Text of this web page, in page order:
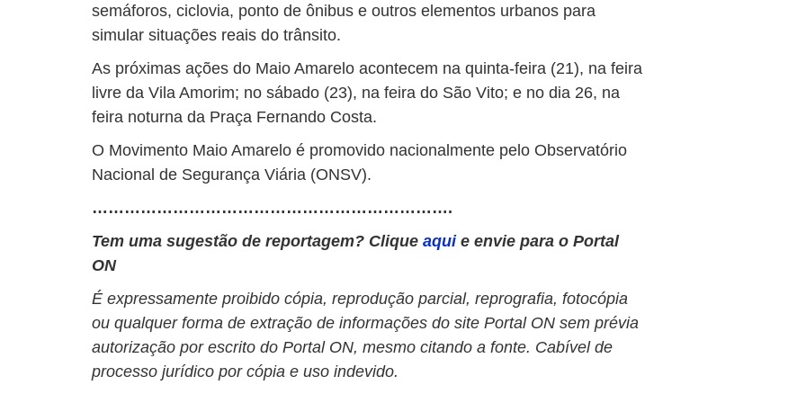
semáforos, ciclovia, ponto de ônibus e outros elementos urbanos para
simular situações reais do trânsito.
As próximas ações do Maio Amarelo acontecem na quinta-feira (21), na feira
livre da Vila Amorim; no sábado (23), na feira do São Vito; e no dia 26, na
feira noturna da Praça Fernando Costa.
O Movimento Maio Amarelo é promovido nacionalmente pelo Observatório
Nacional de Segurança Viária (ONSV).
………………………………………………………….
Tem uma sugestão de reportagem? Clique aqui e envie para o Portal
ON
É expressamente proibido cópia, reprodução parcial, reprografia, fotocópia
ou qualquer forma de extração de informações do site Portal ON sem prévia
autorização por escrito do Portal ON, mesmo citando a fonte. Cabível de
processo jurídico por cópia e uso indevido.